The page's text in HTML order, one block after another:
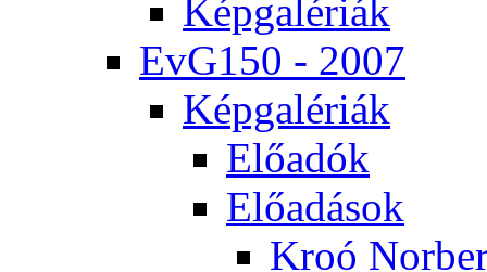
Kép­ga­lé­ri­ák
EvG150 - 2007
Kép­ga­lé­ri­ák
Elő­adók
Elő­adá­sok
Kroó